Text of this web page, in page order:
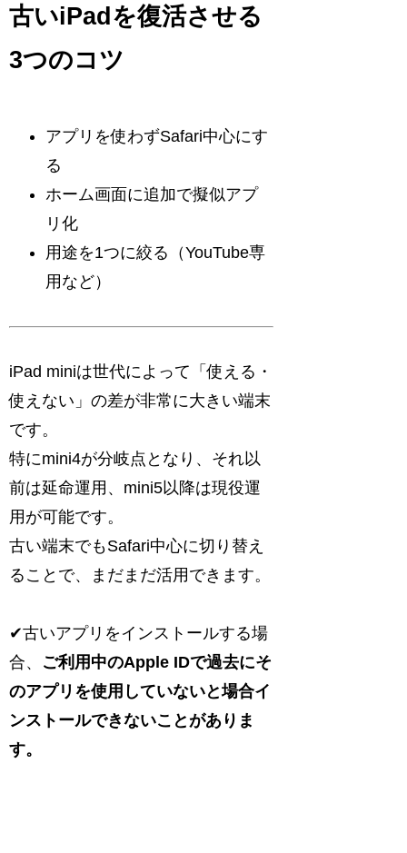
古いiPadを復活させる
3つのコツ
アプリを使わずSafari中心にす
る
ホーム画面に追加で擬似アプ
リ化
用途を1つに絞る（YouTube専
用など）
iPad miniは世代によって「使える・
使えない」の差が非常に大きい端末
です。
特にmini4が分岐点となり、それ以
前は延命運用、mini5以降は現役運
用が可能です。
古い端末でもSafari中心に切り替え
ることで、まだまだ活用できます。
✔古いアプリをインストールする場
合、 ご利用中のApple IDで過去にそ
のアプリを使用していないと場合イ
ンストールできないことがありま
す。